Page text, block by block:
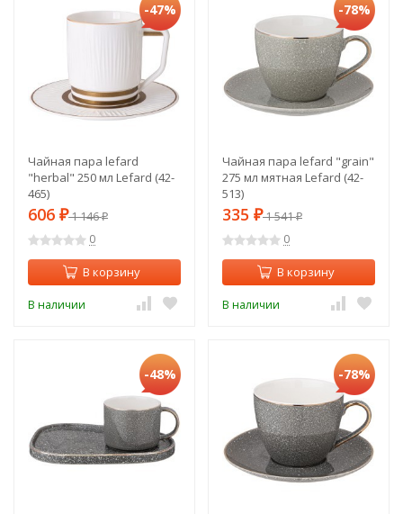
-47%
Чайная пара lefard
"herbal" 250 мл Lefard (42-
465)
606 ₽1 146₽
0
В корзину
В наличии
-78%
Чайная пара lefard "grain"
275 мл мятная Lefard (42-
513)
335 ₽1 541₽
0
В корзину
В наличии
-48% -78%